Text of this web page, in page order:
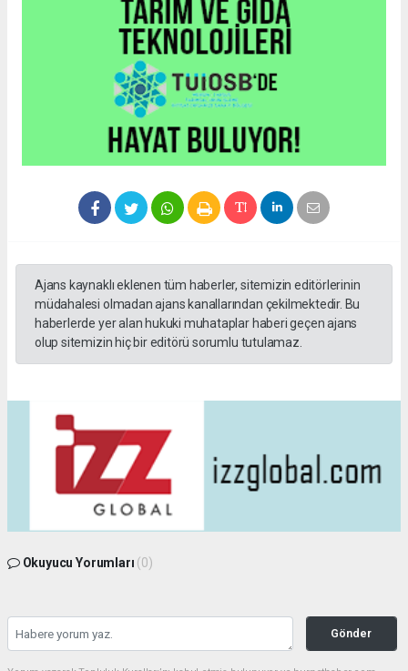
Ajans kaynaklı eklenen tüm haberler, sitemizin editörlerinin
müdahalesi olmadan ajans kanallarından çekilmektedir. Bu
haberlerde yer alan hukuki muhataplar haberi geçen ajans
olup sitemizin hiç bir editörü sorumlu tutulamaz.
Okuyucu Yorumları (0)
Gönder